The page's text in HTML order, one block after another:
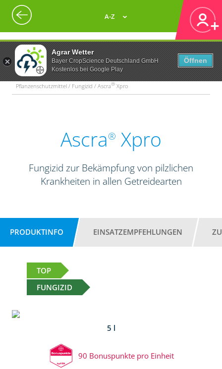
Agrar Wetter
Bayer CropScience Deutschland GmbH
Kostenlos bei Google Play
Öffnen
A-Z
Pflanzenschutzmittel / Fungizid / Ascra® Xpro
Ascra® Xpro
Fungizid zur Bekämpfung von pilzlichen
Krankheiten in allen Getreidearten
PRODUKTINFO EINSATZEMPFEHLUNGEN
TOP
FUNGIZID
5 l
90 Bonuspunkte pro Einheit